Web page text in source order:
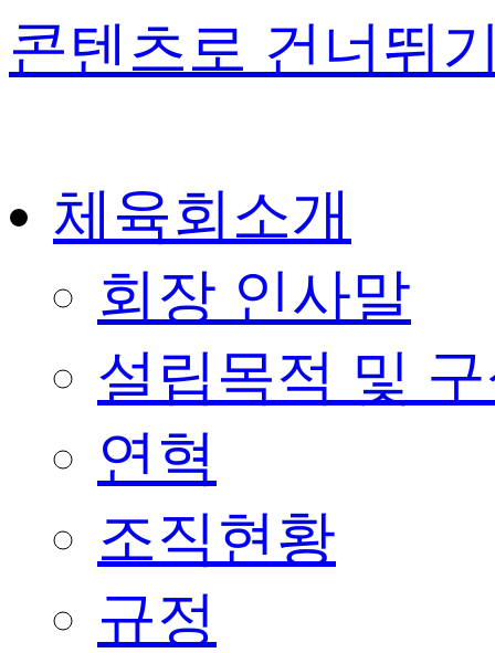
콘텐츠로 건너뛰
체육회소개
회장 인사말
설립목적 및
연혁
조직현황
규정